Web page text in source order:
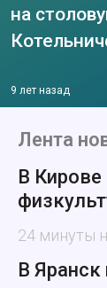
на
9 лет назад
Лента
В
24 минуты
В